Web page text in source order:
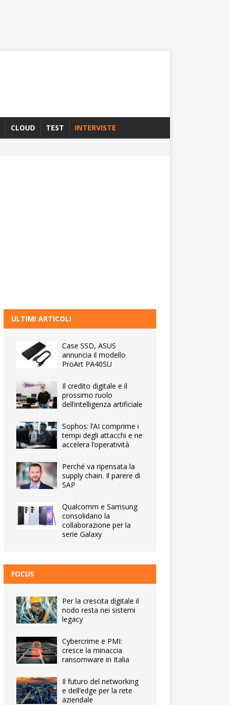
CLOUD TEST INTERVISTE
ULTIMI ARTICOLI
Case SSD, ASUS
annuncia il modello
ProArt PA40SU
Il credito digitale e il
prossimo ruolo
dell’intelligenza artificiale
Sophos: l’AI comprime i
tempi degli attacchi e ne
accelera l’operatività
Perché va ripensata la
supply chain. Il parere di
SAP
Qualcomm e Samsung
consolidano la
collaborazione per la
serie Galaxy
FOCUS
Per la crescita digitale il
nodo resta nei sistemi
legacy
Cybercrime e PMI:
cresce la minaccia
ransomware in Italia
Il futuro del networking
e dell’edge per la rete
aziendale